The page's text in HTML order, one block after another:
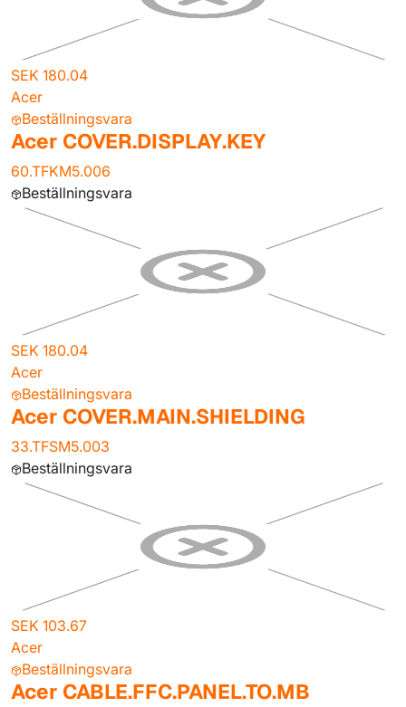
SEK 180.04
Acer
Beställningsvara
Acer COVER.DISPLAY.KEY
60.TFKM5.006
Beställningsvara
SEK 180.04
Acer
Beställningsvara
Acer COVER.MAIN.SHIELDING
33.TFSM5.003
Beställningsvara
SEK 103.67
Acer
Beställningsvara
Acer CABLE.FFC.PANEL.TO.MB